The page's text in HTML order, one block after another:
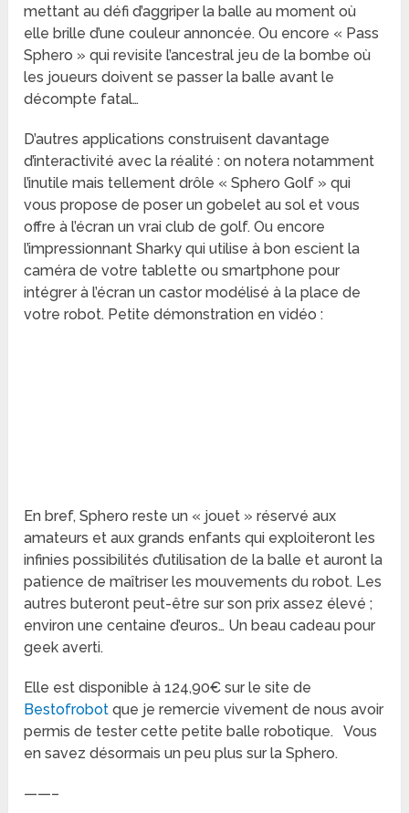
mettant au défi d’aggriper la balle au moment où
elle brille d’une couleur annoncée. Ou encore « Pass
Sphero » qui revisite l’ancestral jeu de la bombe où
les joueurs doivent se passer la balle avant le
décompte fatal…
D’autres applications construisent davantage
d’interactivité avec la réalité : on notera notamment
l’inutile mais tellement drôle « Sphero Golf » qui
vous propose de poser un gobelet au sol et vous
offre à l’écran un vrai club de golf. Ou encore
l’impressionnant Sharky qui utilise à bon escient la
caméra de votre tablette ou smartphone pour
intégrer à l’écran un castor modélisé à la place de
votre robot. Petite démonstration en vidéo :
En bref, Sphero reste un « jouet » réservé aux
amateurs et aux grands enfants qui exploiteront les
infinies possibilités d’utilisation de la balle et auront la
patience de maîtriser les mouvements du robot. Les
autres buteront peut-être sur son prix assez élevé ;
environ une centaine d’euros… Un beau cadeau pour
geek averti.
Elle est disponible à 124,90€ sur le site de
Bestofrobot que je remercie vivement de nous avoir
permis de tester cette petite balle robotique. Vous
en savez désormais un peu plus sur la Sphero.
——–